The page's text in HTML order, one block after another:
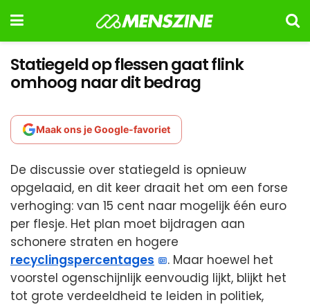
Statiegeld op flessen gaat flink
omhoog naar dit bedrag
Maak ons je Google-favoriet
De discussie over statiegeld is opnieuw
opgelaaid, en dit keer draait het om een forse
verhoging: van 15 cent naar mogelijk één euro
per flesje. Het plan moet bijdragen aan
schonere straten en hogere
recyclingspercentages
. Maar hoewel het
voorstel ogenschijnlijk eenvoudig lijkt, blijkt het
tot grote verdeeldheid te leiden in politiek,